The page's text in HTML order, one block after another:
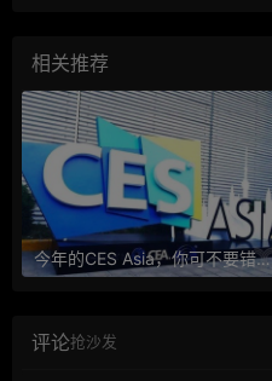
相关推荐
今年的CES Asia，你可不要错过这些自动驾驶看点
评论抢沙发